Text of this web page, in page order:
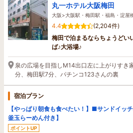
丸一ホテル大阪梅田
大阪>大阪駅・梅田駅・福島・淀屋
4.4
(2,204件)
梅田で泊まるならちょうど
ば♪大浴場♪
泉の広場を目指しM14出口左に上がりすき
分、梅田駅7分、パチンコ123さんの裏
宿泊プラン
【やっぱり朝食も食べたい！】■サンドイッ
釜玉らーめん付き】
ポイントUP